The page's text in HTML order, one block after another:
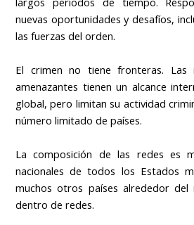
nuevas oportunidades y desafíos,
las fuerzas del orden.
El crimen no tiene fronteras. Las
amenazantes tienen un alcance
global, pero limitan su actividad
número limitado de países.
La composición de las redes es
nacionales de todos los Estados
muchos otros países alrededor del
dentro de redes.